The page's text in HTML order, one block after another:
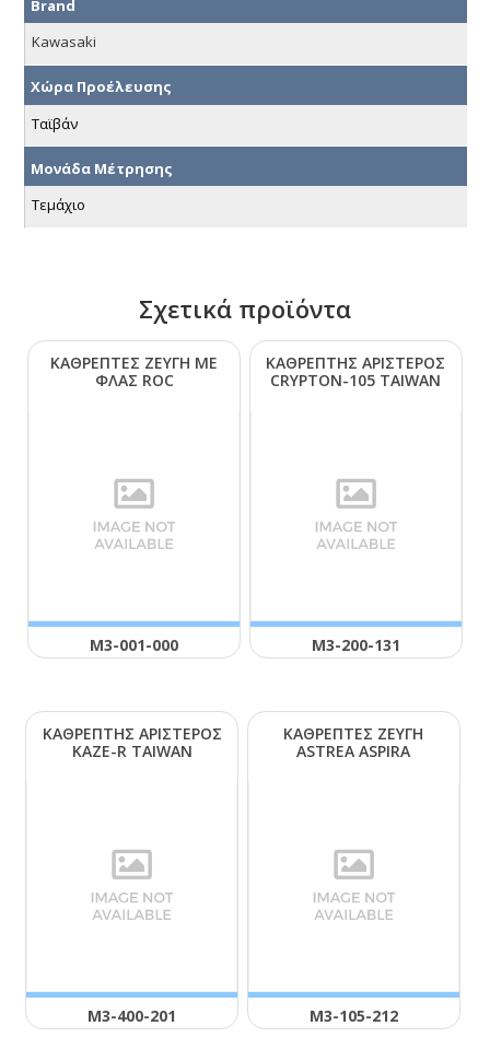
Brand
Kawasaki
Χώρα Προέλευσης
Ταϊβάν
Μονάδα Μέτρησης
Τεμάχιο
Σχετικά προϊόντα
ΚΑΘΡΕΠΤΕΣ ΖΕΥΓΗ ΜΕ
ΦΛΑΣ RΟC
Μ3-001-000
ΚΑΘΡΕΠΤΗΣ ΑΡΙΣΤΕΡΟΣ
CRΥΡΤΟΝ-105 ΤΑΙWΑΝ
Μ3-200-131
ΚΑΘΡΕΠΤΗΣ ΑΡΙΣΤΕΡΟΣ
ΚΑΖΕ-R ΤΑΙWΑΝ
Μ3-400-201
ΚΑΘΡΕΠΤΕΣ ΖΕΥΓΗ
ΑSΤRΕΑ ΑSΡΙRΑ
Μ3-105-212